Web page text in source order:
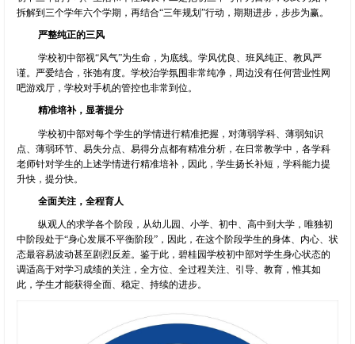
拆解到三个学年六个学期，再结合“三年规划”行动，期期进步，步步为赢。
严整纯正的三风
学校初中部视“风气”为生命，为底线。学风优良、班风纯正、教风严
谨。严爱结合，张弛有度。学校治学氛围非常纯净，周边没有任何营业性网
吧游戏厅，学校对手机的管控也非常到位。
精准培补，显著提分
学校初中部对每个学生的学情进行精准把握，对薄弱学科、薄弱知识
点、薄弱环节、易失分点、易得分点都有精准分析，在日常教学中，各学科
老师针对学生的上述学情进行精准培补，因此，学生扬长补短，学科能力提
升快，提分快。
全面关注，全程育人
纵观人的求学各个阶段，从幼儿园、小学、初中、高中到大学，唯独初
中阶段处于“身心发展不平衡阶段”，因此，在这个阶段学生的身体、内心、状
态最容易波动甚至剧烈反差。鉴于此，碧桂园学校初中部对学生身心状态的
调适高于对学习成绩的关注，全方位、全过程关注、引导、教育，惟其如
此，学生才能获得全面、稳定、持续的进步。